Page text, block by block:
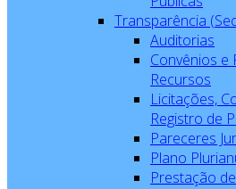
Transparência
Auditorias
Convênios e
Recursos
Licitações,
Registro de
Pareceres
Plano
Prestação